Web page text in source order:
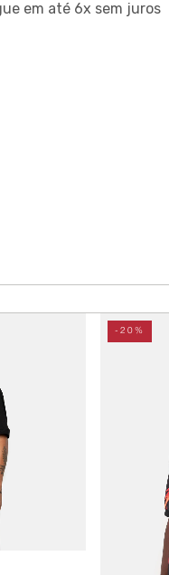
em até6x sem juros
-20%